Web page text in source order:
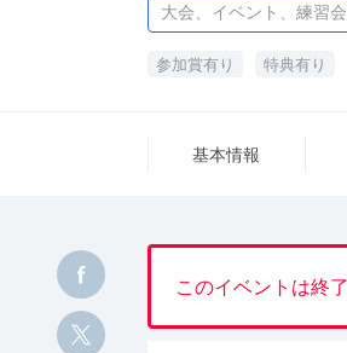
大会、イベント、練習
参加賞有り 特典有り
基本情報
このイベントは終